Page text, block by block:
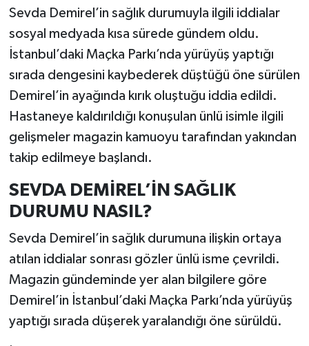
Sevda Demirel’in sağlık durumuyla ilgili iddialar
sosyal medyada kısa sürede gündem oldu.
İstanbul’daki Maçka Parkı’nda yürüyüş yaptığı
sırada dengesini kaybederek düştüğü öne sürülen
Demirel’in ayağında kırık oluştuğu iddia edildi.
Hastaneye kaldırıldığı konuşulan ünlü isimle ilgili
gelişmeler magazin kamuoyu tarafından yakından
takip edilmeye başlandı.
SEVDA DEMİREL’İN SAĞLIK
DURUMU NASIL?
Sevda Demirel’in sağlık durumuna ilişkin ortaya
atılan iddialar sonrası gözler ünlü isme çevrildi.
Magazin gündeminde yer alan bilgilere göre
Demirel’in İstanbul’daki Maçka Parkı’nda yürüyüş
yaptığı sırada düşerek yaralandığı öne sürüldü.